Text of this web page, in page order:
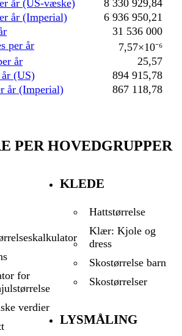
år (US-væske)
8 330 929,84
år (Imperial)
6 936 950,21
31 536 000
per år
7,57×10⁻⁶
år
25,57
(US)
894 915,78
år (Imperial)
867 118,78
PER HOVEDGRUPPER
for
verdier
KLEDE
Hattstørrelse
Klær: Kjole og
dress
Skostørrelse barn
Skostørrelser
LYSMÅLING